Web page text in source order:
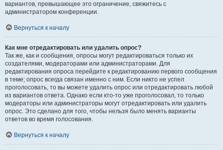
вариантов, превышающее это ограничение, свяжитесь с
администратором конференции.
Вернуться к началу
Как мне отредактировать или удалить опрос?
Так же, как и сообщения, опросы могут редактироваться только их
создателями, модераторами или администраторами. Для
редактирования опроса перейдите к редактированию первого сообщения
в теме; опрос всегда связан именно с ним. Если никто не успел
проголосовать, то вы можете удалить опрос или отредактировать любой
из вариантов ответа. Однако если кто-то уже проголосовал, то только
модераторы или администраторы могут отредактировать или удалить
опрос. Это сделано для того, чтобы нельзя было менять варианты
ответов во время голосования.
Вернуться к началу